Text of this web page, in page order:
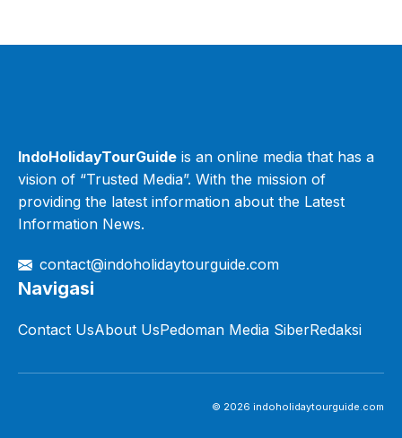
IndoHolidayTourGuide is an online media that has a
vision of “Trusted Media”. With the mission of
providing the latest information about the Latest
Information News.
contact@indoholidaytourguide.com
Navigasi
Contact UsAbout UsPedoman Media SiberRedaksi
© 2026 indoholidaytourguide.com